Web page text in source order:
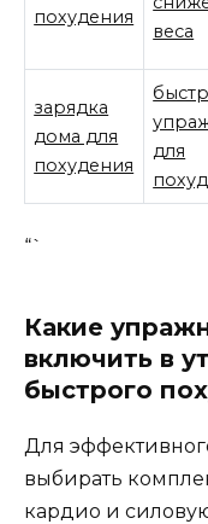
похудения
веса
зарядка
дома для
похудения
для
“`
Какие
включить в
быстрого
Для
выбирать
кардио и